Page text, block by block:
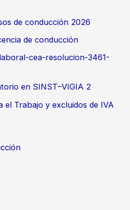
de conducción 2026
de conducción
cea-resolucion-3461-
en SINST–VIGIA 2
el Trabajo y excluidos de IVA